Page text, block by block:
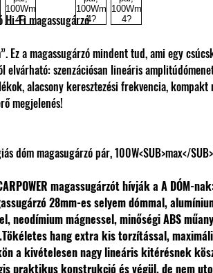
Hi-Fi magassugárzó
Ez a magassugárzó mindent tud, ami egy
elvárható: szenzációsan lineáris
alacsony keresztezési frekvencia, kompakt
megjelenés!
dóm magasugárzó pár, 100W<SUB>max</
magassugárzót hívják a A DÓM-
28mm-es selyem dómmal,
neodímium mágnessel, minőségi ABS
Tökéletes hang extra kis torzítással,
a kivételesen nagy lineáris kitérésnek
praktikus konstrukció és végül, de nem